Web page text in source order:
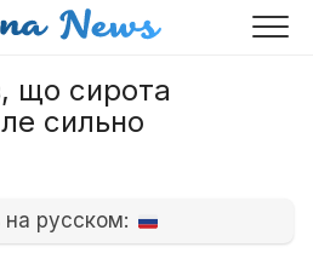
що сирота
сильно
на русском: